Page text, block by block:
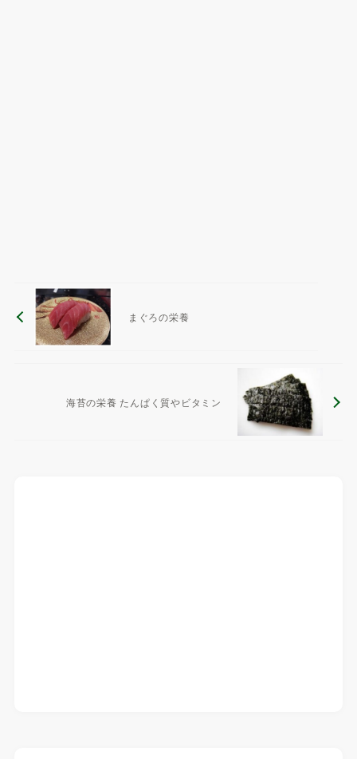
まぐろの栄養
海苔の栄養 たんぱく質やビタミン